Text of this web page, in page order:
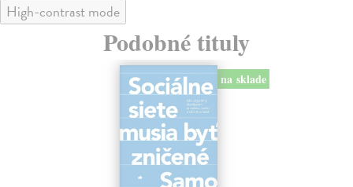
High-contrast mode
Podobné tituly
na sklade